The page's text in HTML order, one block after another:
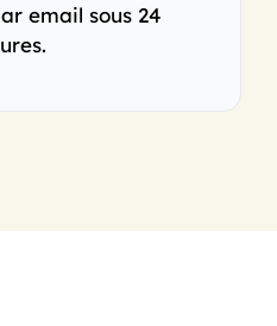
email sous 24